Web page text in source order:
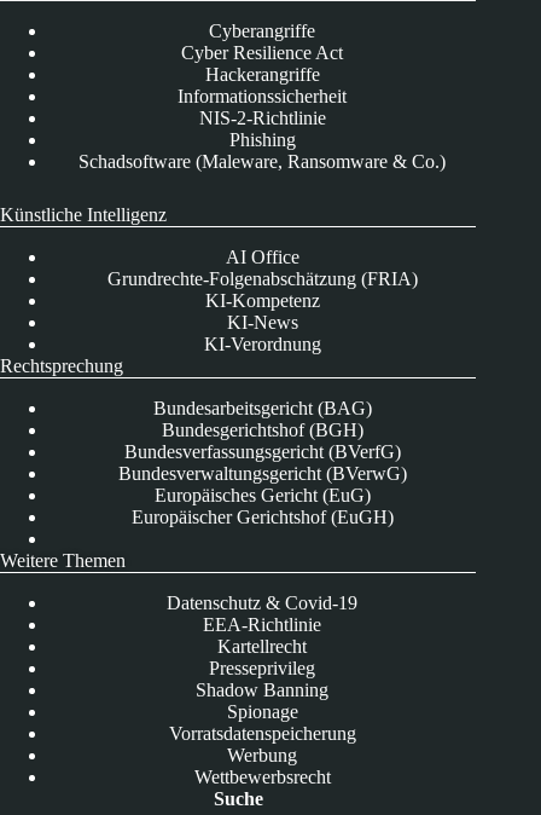
Cyberangriffe
Cyber Resilience Act
Hackerangriffe
Informationssicherheit
NIS-2-Richtlinie
Phishing
Schadsoftware (Maleware, Ransomware & Co.)
Künstliche Intelligenz
AI Office
Grundrechte-Folgenabschätzung (FRIA)
KI-Kompetenz
KI-News
KI-Verordnung
Rechtsprechung
Bundesarbeitsgericht (BAG)
Bundesgerichtshof (BGH)
Bundesverfassungsgericht (BVerfG)
Bundesverwaltungsgericht (BVerwG)
Europäisches Gericht (EuG)
Europäischer Gerichtshof (EuGH)
Weitere Themen
Datenschutz & Covid-19
EEA-Richtlinie
Kartellrecht
Presseprivileg
Shadow Banning
Spionage
Vorratsdatenspeicherung
Werbung
Wettbewerbsrecht
Suche